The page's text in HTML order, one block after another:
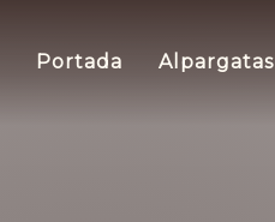
Portada Alpargatas